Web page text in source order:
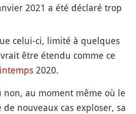
2021 a été déclaré trop
celui-ci, limité à quelques
être étendu comme ce
2020.
non, au moment même où le
de nouveaux cas exploser, sa